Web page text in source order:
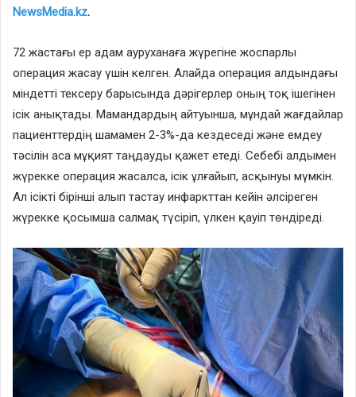
NewsMedia.kz.
72 жастағы ер адам ауруханаға жүрегіне жоспарлы
операция жасау үшін келген. Алайда операция алдындағы
міндетті тексеру барысында дәрігерлер оның тоқ ішегінен
ісік анықтады. Мамандардың айтуынша, мұндай жағдайлар
пациенттердің шамамен 2-3%-да кездеседі және емдеу
тәсілін аса мұқият таңдауды қажет етеді. Себебі алдымен
жүрекке операция жасалса, ісік ұлғайып, асқынуы мүмкін.
Ал ісікті бірінші алып тастау инфаркттан кейін әлсіреген
жүрекке қосымша салмақ түсіріп, үлкен қауіп төндіреді.